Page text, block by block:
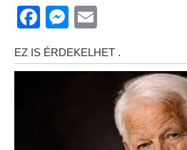
F
a
c
M
ssai